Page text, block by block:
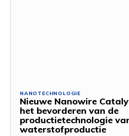
NANOTECHNOLOGIE
Nieuwe Nanowire
het bevorderen van de
productietechnologie
waterstofproductie